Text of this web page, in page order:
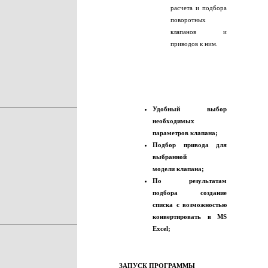
расчета и подбора
поворотных
клапанов и
приводов к ним.
Удобный выбор
необходимых
параметров клапана;
Подбор привода для
выбранной
модели клапана;
По результатам
подбора создание
списка с возможностью
конвертировать в MS
Excel;
ЗАПУСК ПРОГРАММЫ